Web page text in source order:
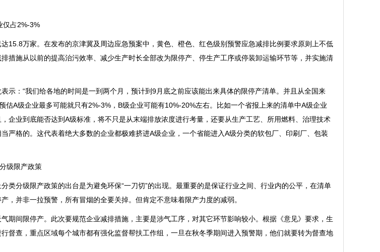
仅占2%-3%
15.8万家。在发布的京津冀及周边应急预案中，黄色、橙色、红色级别预警应急减排比例要求原则上不低
措施从以前的提高治污效率、减少生产时长全部改为限停产、停生产工序或停装卸运输环节等，并实施清
示：“我们给各地的时间是一到两个月，预计到9月底之前应该能出来具体的限停产清单。并且从全国来
估A级企业最多可能就只有2%-3%，B级企业可能有10%-20%左右。比如一个省报上来的清单中A级企业
企业到底能否达到A级标准，将不只是从末端排放浓度进行考量，还要从生产工艺、所用燃料、治理技术
严格的。这代表着绝大多数的企业都极难挤进A级企业，一个省能进入A级分类的软包厂、印刷厂、包装
级限产政策
类分级限产政策的出台是为避免环保“一刀切”的出现。最重要的是保证行业之间、行业内的公平，在清单
，并非一拉预警，所有冒烟的全要关掉。但肯定不意味着限产力度的减弱。
期间限停产。此次要规范企业减排措施，主要是涉气工序，对其它环节影响较小。根据《意见》要求，生
督查，重点区域每个城市都有强化监督帮扶工作组，一旦在秋冬季期间进入预警期，他们就要转为督查地